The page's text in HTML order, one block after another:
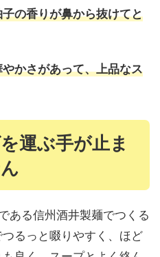
の香りが鼻から抜けてと
かさがあって、上品なス
運ぶ手が止ま
ある信州酒井製麺でつくる
るっと啜りやすく、ほど